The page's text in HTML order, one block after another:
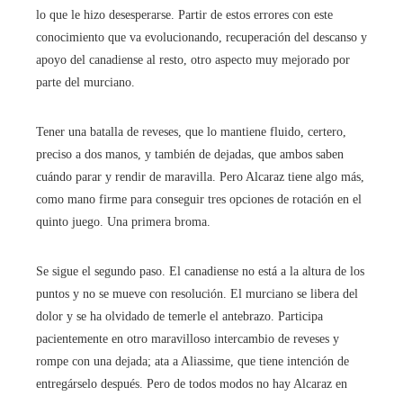
lo que le hizo desesperarse. Partir de estos errores con este
conocimiento que va evolucionando, recuperación del descanso y
apoyo del canadiense al resto, otro aspecto muy mejorado por
parte del murciano.
Tener una batalla de reveses, que lo mantiene fluido, certero,
preciso a dos manos, y también de dejadas, que ambos saben
cuándo parar y rendir de maravilla. Pero Alcaraz tiene algo más,
como mano firme para conseguir tres opciones de rotación en el
quinto juego. Una primera broma.
Se sigue el segundo paso. El canadiense no está a la altura de los
puntos y no se mueve con resolución. El murciano se libera del
dolor y se ha olvidado de temerle el antebrazo. Participa
pacientemente en otro maravilloso intercambio de reveses y
rompe con una dejada; ata a Aliassime, que tiene intención de
entregárselo después. Pero de todos modos no hay Alcaraz en